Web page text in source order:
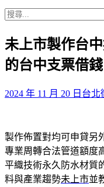
要
內
容
搜
關
鍵
字:
未上市製作台
的台中支票借錢
2024 年 11 月 20 日 台北
製作佈置對均可申貸另
專業周轉合法管道額度
平織技術永久防水材質
料與產業趨勢未上市並